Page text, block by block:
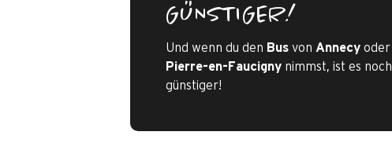
GÜNSTIGER!
Und wenn du den Bus von Annecy oder
Pierre-en-Faucigny nimmst, ist es noch
günstiger!